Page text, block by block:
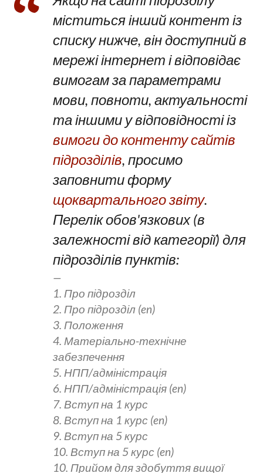
міститься інший контент із
списку нижче, він доступний в
мережі інтернет і відповідає
вимогам за параметрами
мови, повноти, актуальності
та іншими у відповідності із
вимоги до контенту сайтів
підрозділів, просимо
заповнити форму
щоквартального звіту.
Перелік обов'язкових (в
залежності від категорії) для
підрозділів пунктів:
1. Про підрозділ
2. Про підрозділ (en)
3. Положення
4. Матеріально-технічне
забезпечення
5. НПП/адміністрація
6. НПП/адміністрація (en)
7. Вступ на 1 курс
8. Вступ на 1 курс (en)
9. Вступ на 5 курс
10. Вступ на 5 курс (en)
10. Прийом для здобуття вищої